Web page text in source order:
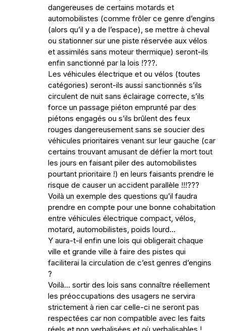
dangereuses de certains motards et
automobilistes (comme frôler ce genre d’engins
(alors qu’il y a de l’espace), se mettre à cheval
ou stationner sur une piste réservée aux vélos
et assimilés sans moteur thermique) seront-ils
enfin sanctionné par la lois !???.
Les véhicules électrique et ou vélos (toutes
catégories) seront-ils aussi sanctionnés s’ils
circulent de nuit sans éclairage correcte, s’ils
force un passage piéton emprunté par des
piétons engagés ou s’ils brûlent des feux
rouges dangereusement sans se soucier des
véhicules prioritaires venant sur leur gauche (car
certains trouvant amusant de défier la mort tout
les jours en faisant piler des automobilistes
pourtant prioritaire !) en leurs faisants prendre le
risque de causer un accident parallèle !!!???
Voilà un exemple des questions qu’il faudra
prendre en compte pour une bonne cohabitation
entre véhicules électrique compact, vélos,
motard, automobilistes, poids lourd…
Y aura-t-il enfin une lois qui obligerait chaque
ville et grande ville à faire des pistes qui
faciliterai la circulation de c’est genres d’engins
?
Voilà… sortir des lois sans connaître réellement
les préoccupations des usagers ne servira
strictement à rien car celle-ci ne seront pas
respectées car non compatible avec les faits